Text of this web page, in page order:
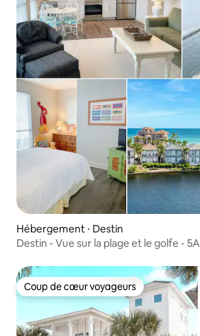
Hébergement ⋅ Destin
Destin - Vue sur la plage et le golfe - 5A
Coup de cœur voyageurs
Coup de cœur voyageurs